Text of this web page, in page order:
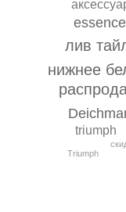
нижнее
лив
essence
triumph
Triumph